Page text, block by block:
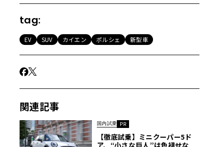
tag:
EV SUV カイエン ポルシェ 新型車
関連記事
国内試乗 PR
【徹底試乗】ミニクーパー5ド
ア、“小さな巨人”は色褪せな